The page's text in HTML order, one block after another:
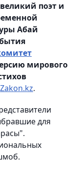
поэт и
Абай
мирового
Zakon.kz.
для